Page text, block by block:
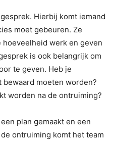
Hierbij komt iemand
moet gebeuren. Ze
hoeveelheid werk en geven
is ook belangrijk om
te geven. Heb je
moeten worden?
worden na de ontruiming?
plan gemaakt en een
ontruiming komt het team